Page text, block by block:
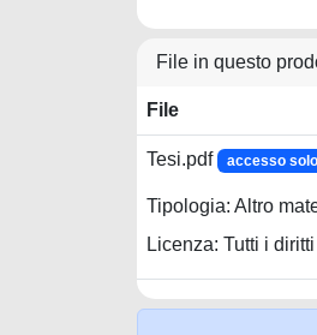
File in questo
File
Tesi.pdf accesso
Tipologia: Altro
Licenza: Tutti i